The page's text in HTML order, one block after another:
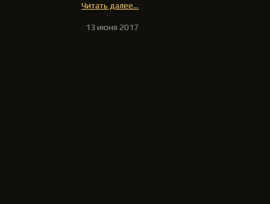
Читать далее...
13 июня 2017